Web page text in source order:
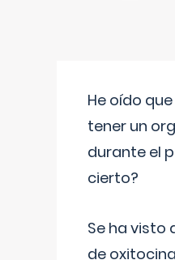
He oído
tener un
durante el
cierto?
Se ha visto
de